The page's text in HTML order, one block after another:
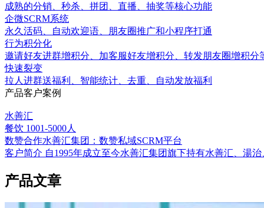
成熟的分销、秒杀、拼团、直播、抽奖等核心功能
企微SCRM系统
永久活码、自动欢迎语、朋友圈推广和小程序打通
行为积分化
邀请好友进群增积分、加客服好友增积分、转发朋友圈增积分
快速裂变
拉人进群送福利、智能统计、去重、自动发放福利
产品客户案例
水善汇
餐饮 1001-5000人
数赞合作水善汇集团：数赞私域SCRM平台
客户简介 自1995年成立至今水善汇集团旗下持有水善汇、湯
产品文章